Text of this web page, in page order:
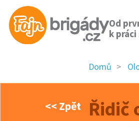
Od
k práci
Domů
<< Zpět Řidič